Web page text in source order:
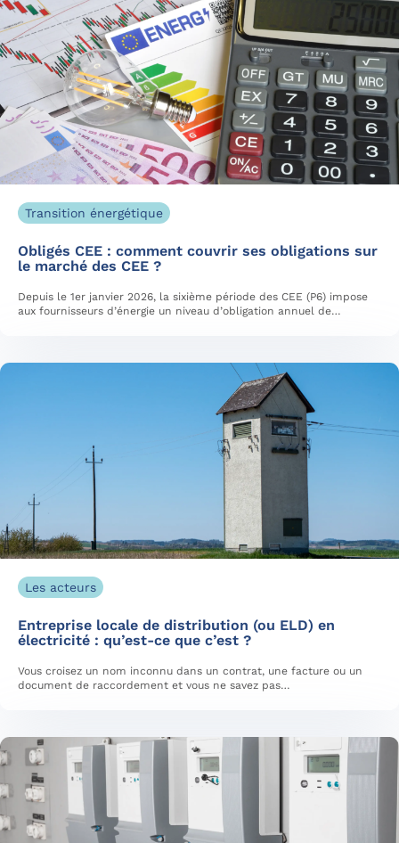
Transition énergétique
Obligés CEE : comment couvrir ses obligations sur
le marché des CEE ?
Depuis le 1er janvier 2026, la sixième période des CEE (P6) impose
aux fournisseurs d’énergie un niveau d’obligation annuel de…
Les acteurs
Entreprise locale de distribution (ou ELD) en
électricité : qu’est-ce que c’est ?
Vous croisez un nom inconnu dans un contrat, une facture ou un
document de raccordement et vous ne savez pas…